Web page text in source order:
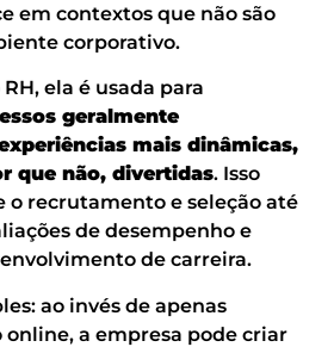
em contextos que não são
corporativo.
ela é usada para
geralmente
mais dinâmicas,
que não, divertidas. Isso
o recrutamento e seleção até
de desempenho e
de carreira.
ao invés de apenas
a empresa pode criar